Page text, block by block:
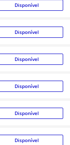
Disponível
Disponível
Disponível
Disponível
Disponível
Disponível